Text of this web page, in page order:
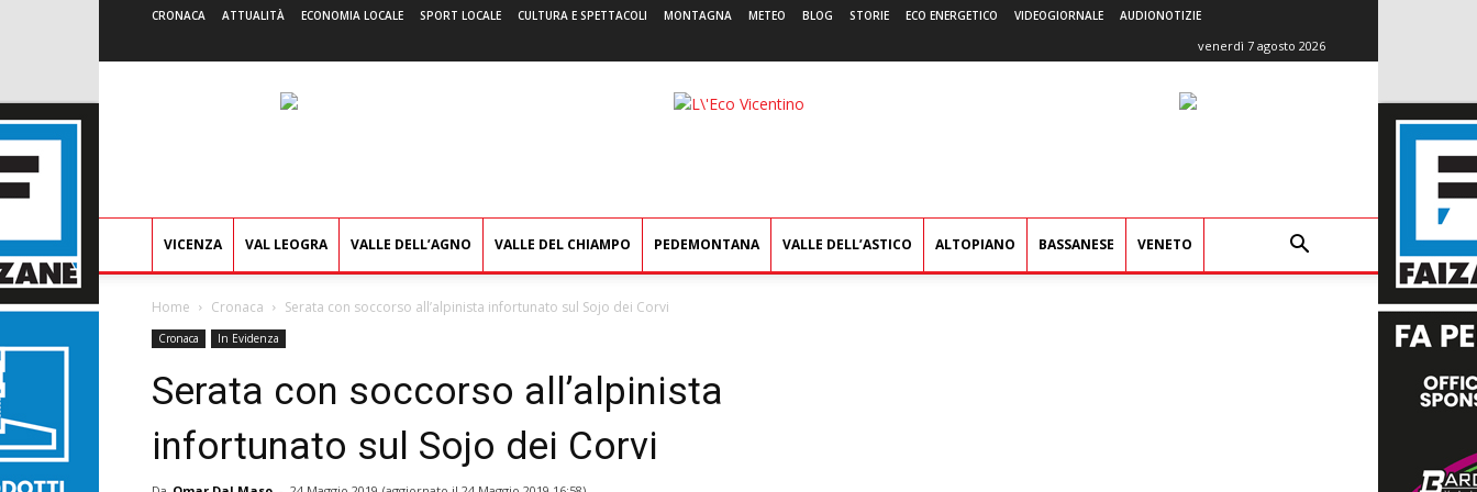
CRONACA ATTUALITÀ ECONOMIA LOCALE SPORT LOCALE CULTURA E SPETTACOLI MONTAGNA METEO BLOG STORIE ECO ENERGETICO VIDEOGIORNALE AUDIONOTIZIE
venerdì 7 agosto 2026
L'Eco
VICENZA VAL LEOGRA VALLE DELL’AGNO VALLE DEL CHIAMPO PEDEMONTANA VALLE DELL’ASTICO ALTOPIANO BASSANESE VENETO
Home Cronaca Serata con soccorso all’alpinista infortunato sul Sojo dei Corvi
Cronaca In Evidenza
Serata con soccorso all’alpinista
infortunato sul Sojo dei Corvi